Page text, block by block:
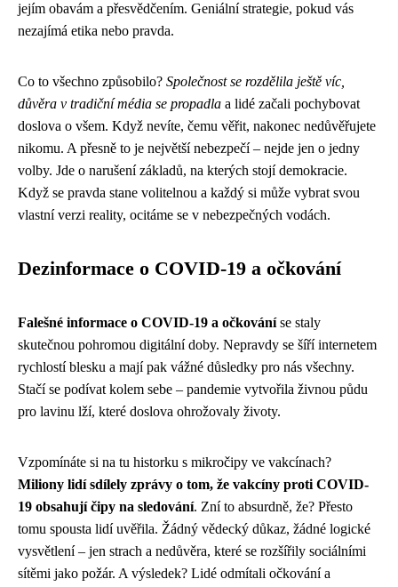
jejím obavám a přesvědčením. Geniální strategie, pokud vás
nezajímá etika nebo pravda.
Co to všechno způsobilo? Společnost se rozdělila ještě víc,
důvěra v tradiční média se propadla a lidé začali pochybovat
doslova o všem. Když nevíte, čemu věřit, nakonec nedůvěřujete
nikomu. A přesně to je největší nebezpečí – nejde jen o jedny
volby. Jde o narušení základů, na kterých stojí demokracie.
Když se pravda stane volitelnou a každý si může vybrat svou
vlastní verzi reality, ocitáme se v nebezpečných vodách.
Dezinformace o COVID-19 a očkování
Falešné informace o COVID-19 a očkováníse staly
skutečnou pohromou digitální doby. Nepravdy se šíří internetem
rychlostí blesku a mají pak vážné důsledky pro nás všechny.
Stačí se podívat kolem sebe – pandemie vytvořila živnou půdu
pro lavinu lží, které doslova ohrožovaly životy.
Vzpomínáte si na tu historku s mikročipy ve vakcínach?
Miliony lidí sdílely zprávy o tom, že vakcíny proti COVID-
19 obsahují čipy na sledování. Zní to absurdně, že? Přesto
tomu spousta lidí uvěřila. Žádný vědecký důkaz, žádné logické
vysvětlení – jen strach a nedůvěra, které se rozšířily sociálními
sítěmi jako požár. A výsledek? Lidé odmítali očkování a